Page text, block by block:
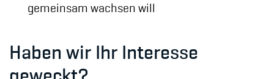
gemeinsam wachsen will
Haben wir Ihr Interesse
geweckt?